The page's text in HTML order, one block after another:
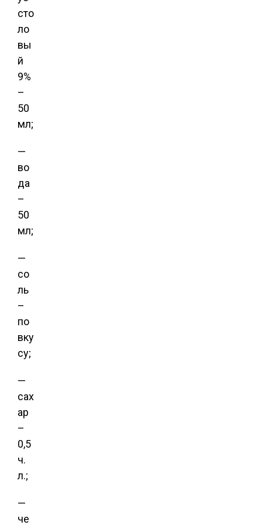
сто
ло
вы
й
9%
–
50
мл;
—
во
да
–
50
мл;
—
со
ль
–
по
вку
су;
—
сах
ар
–
0,5
ч.
л.;
—
че